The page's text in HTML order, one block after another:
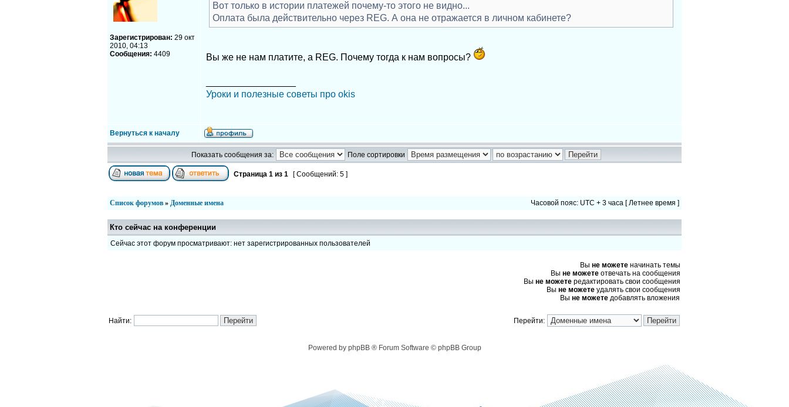
Зарегистрирован: 29 окт
2010, 04:13
Сообщения: 4409
Вот только в истории платежей почему-то этого не видно...
Оплата была действительно через REG. А она не отражается в личном кабинете?
Вы же не нам платите, а REG. Почему тогда к нам вопросы?
Уроки и полезные советы про okis
Вернуться к началу
Показать сообщения за: Поле сортировки
Страница 1 из 1 [ Сообщений: 5 ]
Список форумов » Доменные имена Часовой пояс: UTC + 3 часа [ Летнее время ]
Кто сейчас на конференции
Сейчас этот форум просматривают: нет зарегистрированных пользователей
Вы не можете начинать темы
Вы не можете отвечать на сообщения
Вы не можете редактировать свои сообщения
Вы не можете удалять свои сообщения
Вы не можете добавлять вложения
Найти: Перейти:
Powered by phpBB ® Forum Software © phpBB Group